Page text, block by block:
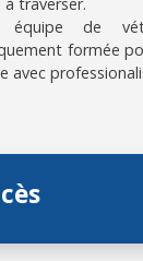
équipe de
formée
avec